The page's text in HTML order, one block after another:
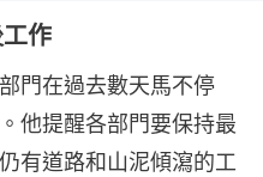
作
門在過去數天馬不停
他提醒各部門要保持最
有道路和山泥傾瀉的工